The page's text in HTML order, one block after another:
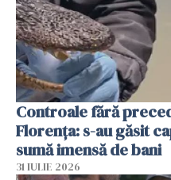
Controale fără
Florența: s-au găsit
sumă imensă de bani
31 IULIE 2026